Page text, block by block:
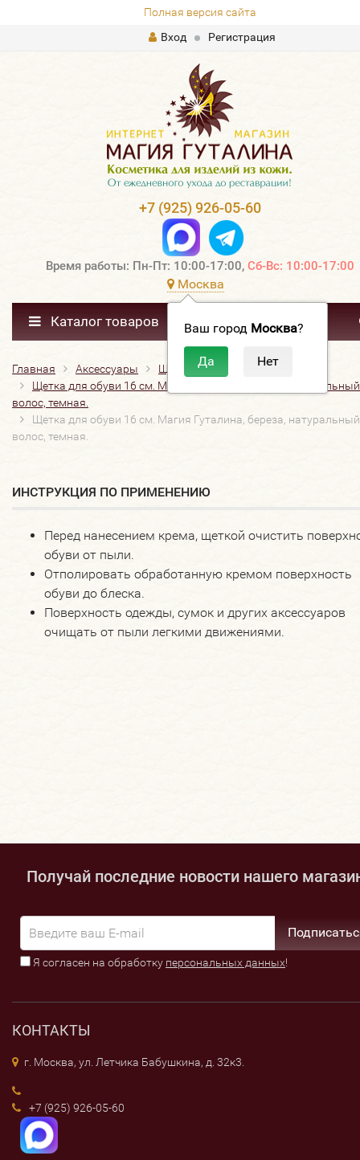
Полная версия сайта
Вход
Регистрация
+7 (925) 926-05-60
Время работы: Пн-Пт: 10:00-17:00, Сб-Вс: 10:00-17:00
Москва
Ваш город Москва?
Каталог товаров
Главная Аксессуары Щетки
Для гладкой кожи
Щетка для обуви 16 см. Магия Гуталина, береза, натуральный
волос, темная.
Щетка для обуви 16 см. Магия Гуталина, береза, натуральный
волос, темная.
ИНСТРУКЦИЯ ПО ПРИМЕНЕНИЮ
Перед нанесением крема, щеткой очистить
обуви от пыли.
Отполировать обработанную кремом поверхность
обуви до блеска.
Поверхность одежды, сумок и других аксессуаров
очищать от пыли легкими движениями.
Получай последние новости нашего
Я согласен на обработку персональных данных!
КОНТАКТЫ
г. Москва, ул. Летчика Бабушкина, д. 32к3.
+7 (925) 926-05-60